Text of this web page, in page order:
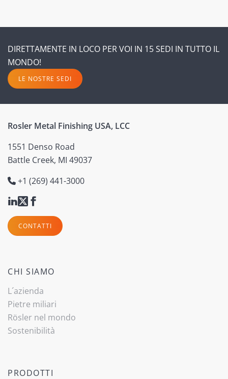
DIRETTAMENTE IN LOCO PER VOI IN 15 SEDI IN TUTTO IL
MONDO!
LE NOSTRE SEDI
Rosler Metal Finishing USA, LCC
1551 Denso Road
Battle Creek, MI 49037
+1 (269) 441-3000
CONTATTI
CHI SIAMO
L´azienda
Pietre miliari
Rösler nel mondo
Sostenibilità
PRODOTTI